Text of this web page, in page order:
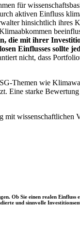
für
aktiven Einfluss
hinsichtlich ihres
die mit ihrer
Einflusses sollte
nicht, dass
Themen wie
Eine starke
wissenschaftlichen
Ob Sie einen realen Einfluss
und sinnvolle